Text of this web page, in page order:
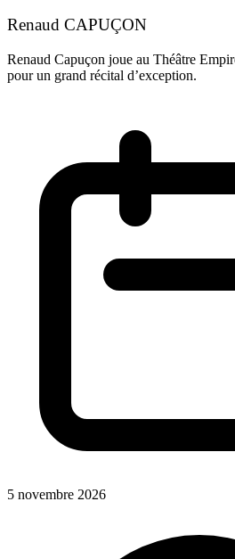
Renaud CAPUÇON
Renaud Capuçon joue au Théâtre
pour un grand récital d’exception.
5 novembre 2026